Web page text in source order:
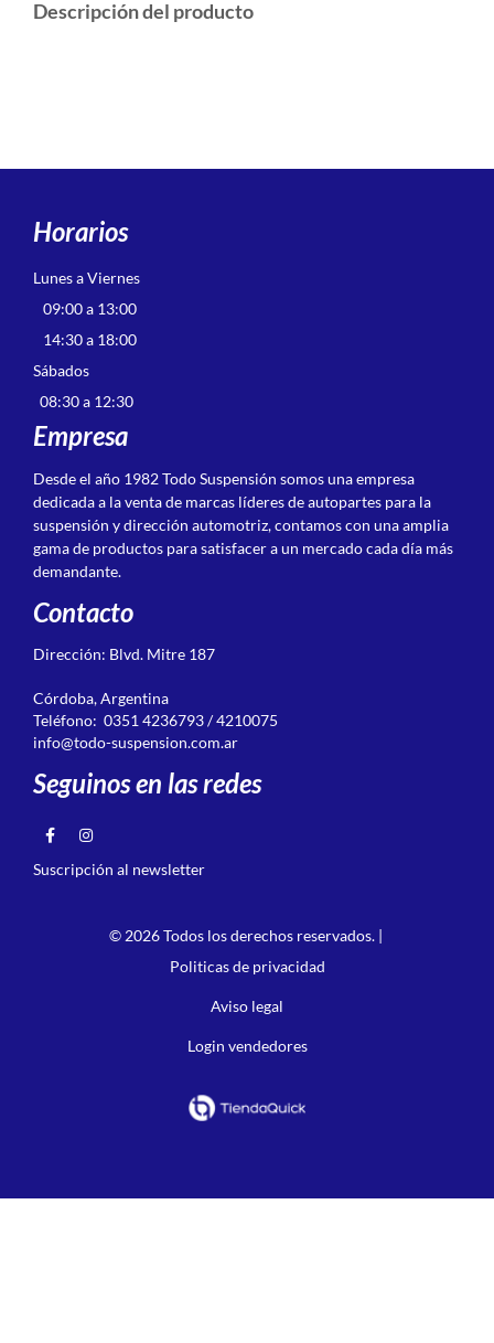
Descripción del producto
Horarios
Lunes a Viernes
09:00 a 13:00
14:30 a 18:00
Sábados
08:30 a 12:30
Empresa
Desde el año 1982 Todo Suspensión somos una empresa
dedicada a la venta de marcas líderes de autopartes para la
suspensión y dirección automotriz, contamos con una amplia
gama de productos para satisfacer a un mercado cada día más
demandante.
Contacto
Dirección: Blvd. Mitre 187
Córdoba, Argentina
Teléfono: 0351 4236793 / 4210075
info@todo-suspension.com.ar
Seguinos en las redes
Suscripción al newsletter
© 2026 Todos los derechos reservados. |
Politicas de privacidad
Aviso legal
Login vendedores